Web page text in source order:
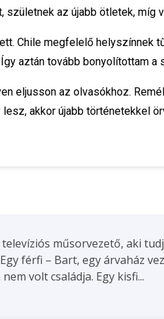
születnek az újabb ötletek, míg
Chile megfelelő helyszínnek
aztán tovább bonyolítottam a
eljusson az olvasókhoz.
akkor újabb történetekkel
televíziós műsorvezető, aki
férfi – Bart, egy árvaház
volt családja. Egy kisfi...